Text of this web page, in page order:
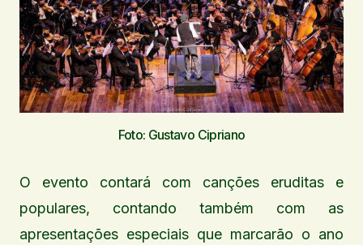
Foto: Gustavo Cipriano
O evento contará com canções eruditas e
populares, contando também com as
apresentações especiais que marcarão o ano